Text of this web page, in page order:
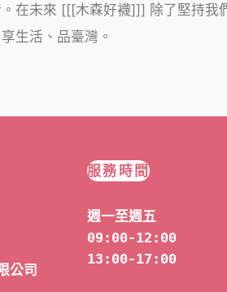
在未來 [[[木森好襪]]] 除了堅持
生活、品臺灣。
公司
服務時間
週一至週五
09:00-12:00
13:00-17:00